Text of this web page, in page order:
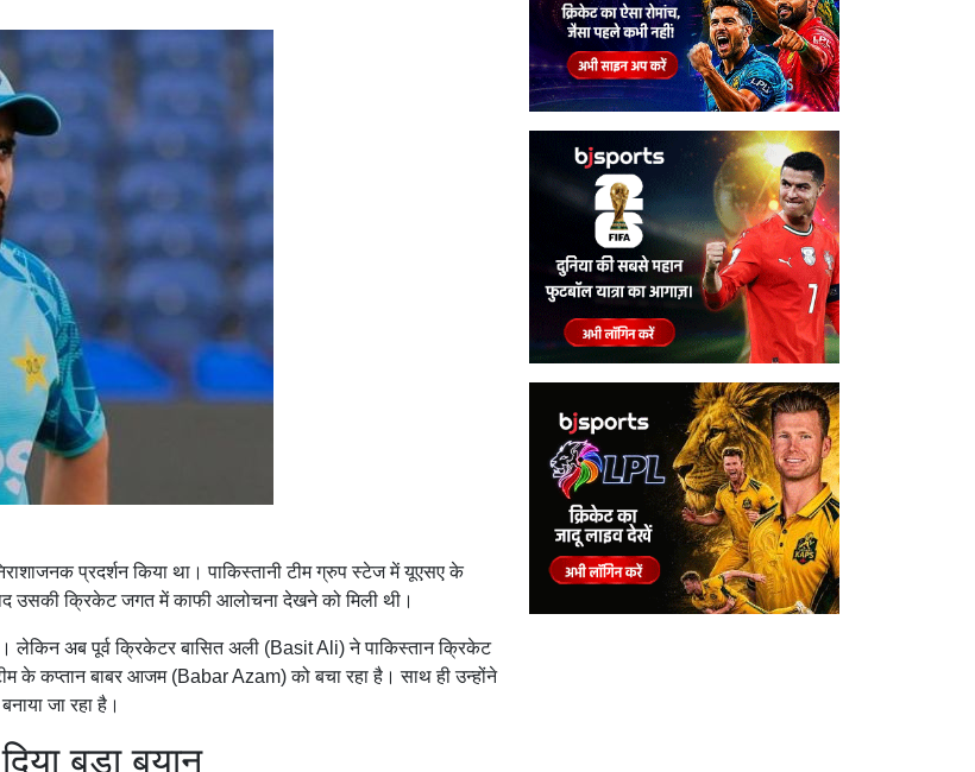
प्रदर्शन किया था। पाकिस्तानी टीम ग्रुप स्टेज में यूएसए के
उसकी क्रिकेट जगत में काफी आलोचना देखने को मिली थी।
लेकिन अब पूर्व क्रिकेटर बासित अली (Basit Ali) ने पाकिस्तान क्रिकेट
के कप्तान बाबर आजम (Babar Azam) को बचा रहा है। साथ ही उन्होंने
जा रहा है।
बड़ा बयान